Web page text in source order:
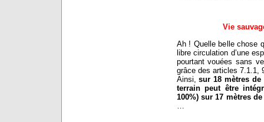
Vie
Ah ! Quelle belle chose
libre circulation d’une
pourtant vouées sans
grâce des articles 7.1.1,
Ainsi,sur 18 mètres
terrain peut être
100%) sur 17 mètres
…